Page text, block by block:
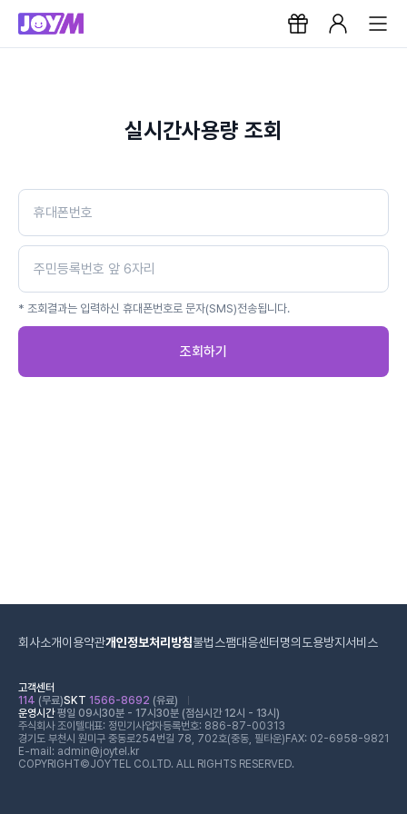
실시간사용량 조회
* 조회결과는 입력하신 휴대폰번호로 문자(SMS)전송됩니다.
조회하기
회사소개이용약관개인정보처리방침불법스팸대응센터 명의도용방지서비스
고객센터
114 (무료)SKT 1566-8692 (유료)
운영시간평일 09시30분 - 17시30분 (점심시간 12시 - 13시)
주식회사 조이텔대표: 정민기 사업자등록번호: 886-87-00313
경기도 부천시 원미구 중동로254번길 78, 702호(중동, 필타운) FAX: 02-6958-9821
E-mail: admin@joytel.kr
COPYRIGHT©JOYTEL CO.LTD. ALL RIGHTS RESERVED.